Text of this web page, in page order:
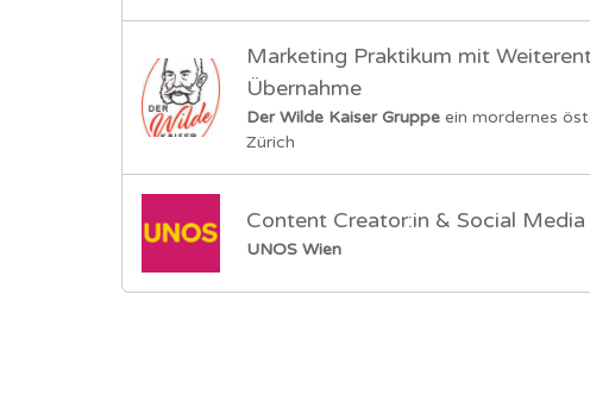
Marketing Praktikum mit
Übernahme
Der Wilde Kaiser Gruppe ein mordernes
Zürich
Content Creator:in & Social Media
UNOS Wien